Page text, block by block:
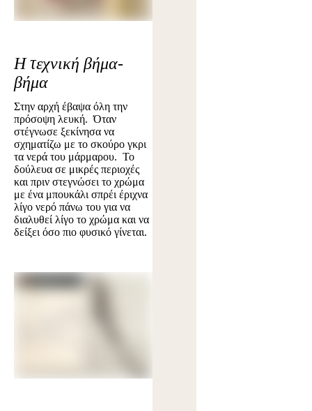
Η τεχνική βήμα-
βήμα
Στην αρχή έβαψα όλη την
πρόσοψη λευκή. Όταν
στέγνωσε ξεκίνησα να
σχηματίζω με το σκούρο γκρι
τα νερά του μάρμαρου. Το
δούλευα σε μικρές περιοχές
και πριν στεγνώσει το χρώμα
με ένα μπουκάλι σπρέι έριχνα
λίγο νερό πάνω του για να
διαλυθεί λίγο το χρώμα και να
δείξει όσο πιο φυσικό γίνεται.